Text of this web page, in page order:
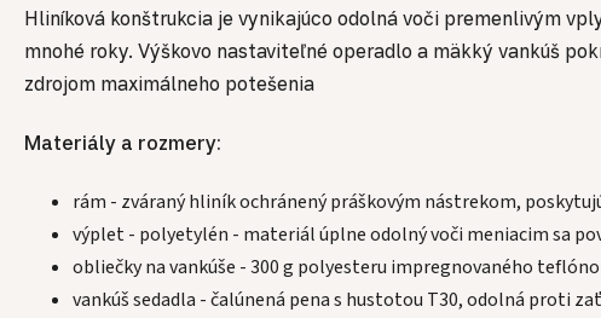
Hliníková konštrukcia je vynikajúco odolná voči premenlivým
mnohé roky. Výškovo nastaviteľné operadlo a mäkký vankúš
zdrojom maximálneho potešenia
Materiály a rozmery:
rám - zváraný hliník ochránený práškovým nástrekom,
výplet - polyetylén - materiál úplne odolný voči meniacim sa
obliečky na vankúše - 300 g polyesteru impregnovaného
vankúš sedadla - čalúnená pena s hustotou T30, odolná proti